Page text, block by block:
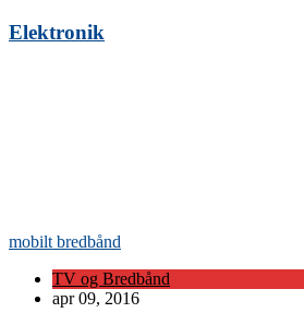
Elektronik
mobilt bredbånd
TV og Bredbånd
apr 09, 2016